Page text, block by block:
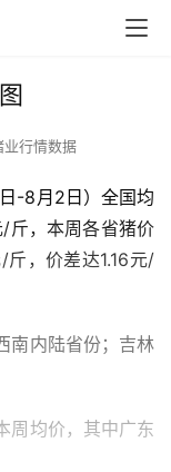
业行情数据
-8月2日）全国均
斤，本周各省猪价
，价差达1.16元/
南内陆省份；吉林
周均价，其中广东